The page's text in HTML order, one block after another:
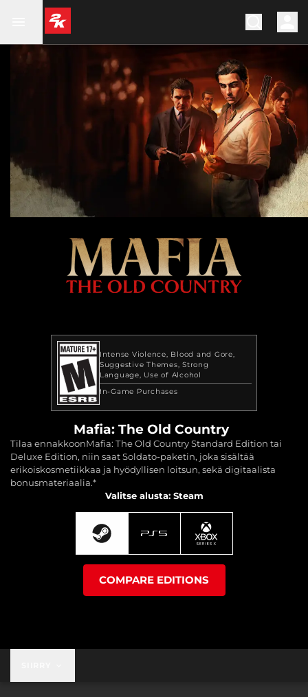
Intense Violence
Blood and Gore
Suggestive Themes Strong
Language
Use of Alcohol
In-Game Purchases
Mafia: The Old Country
Tilaa ennakkoonMafia: The Old Country Standard Edition tai
Deluxe Edition, niin saat Soldato-paketin, joka sisältää
erikoiskosmetiikkaa ja hyödyllisen loitsun, sekä digitaalista
bonusmateriaalia.*
Valitse alusta: Steam
COMPARE EDITIONS